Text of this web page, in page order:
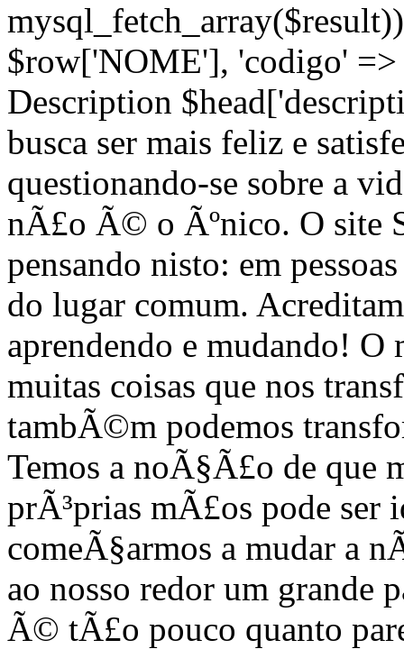
$row['NOME'], 'codigo'
Description
busca ser mais feliz e
questionando-se sobre a
nÃ£o Ã© o Ãºnico. O site
pensando nisto: em
do lugar comum.
aprendendo e mudando! O
muitas coisas que nos
tambÃ©m podemos
Temos a noÃ§Ã£o de que
prÃ³prias mÃ£os pode
comeÃ§armos a mudar a
ao nosso redor um grande
Ã© tÃ£o pouco quanto